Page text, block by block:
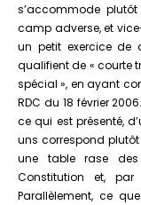
s’accommode
camp adverse, et
un petit exercice de
qualifient de « courte
spécial », en ayant
RDC du 18 février
ce qui est présenté,
uns correspond
une table rase
Constitution et,
Parallèlement, ce